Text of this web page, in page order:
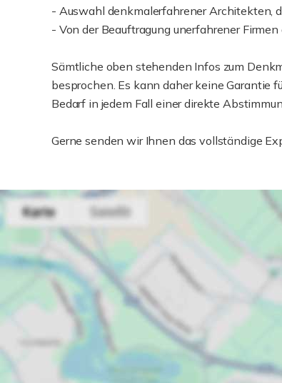
- Auswahl denkmalerfahrener Architekten,
- Von der Beauftragung unerfahrener
Sämtliche oben stehenden Infos zum
besprochen. Es kann daher keine Garantie
Bedarf in jedem Fall einer direkte
Gerne senden wir Ihnen das vollständige